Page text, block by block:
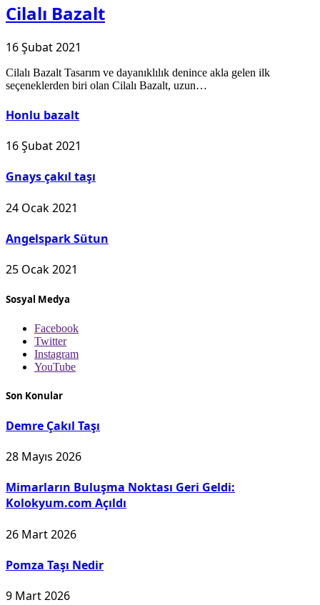
Cilalı Bazalt
16 Şubat 2021
Cilalı Bazalt Tasarım ve dayanıklılık denince akla gelen ilk
seçeneklerden biri olan Cilalı Bazalt, uzun…
Honlu bazalt
16 Şubat 2021
Gnays çakıl taşı
24 Ocak 2021
Angelspark Sütun
25 Ocak 2021
Sosyal Medya
Facebook
Twitter
Instagram
YouTube
Son Konular
Demre Çakıl Taşı
28 Mayıs 2026
Mimarların Buluşma Noktası Geri Geldi:
Kolokyum.com Açıldı
26 Mart 2026
Pomza Taşı Nedir
9 Mart 2026